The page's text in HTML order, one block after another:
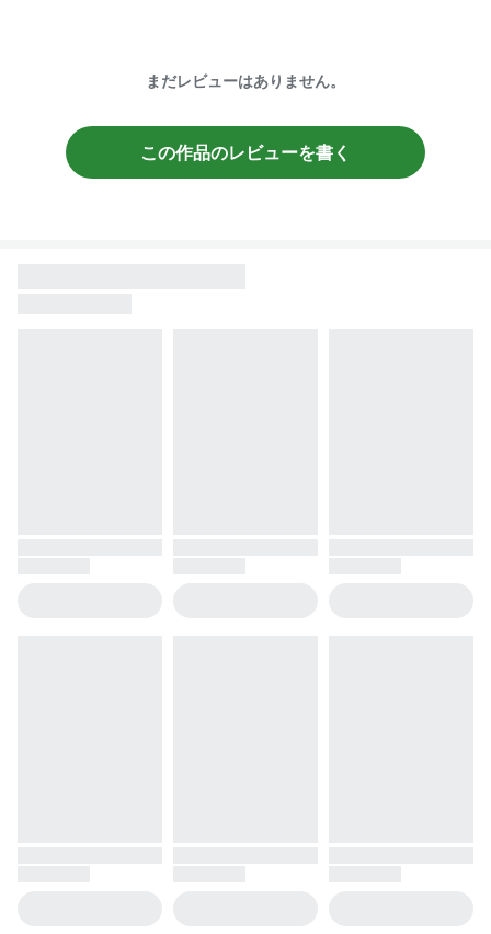
まだレビューはありません。
この作品のレビューを書く